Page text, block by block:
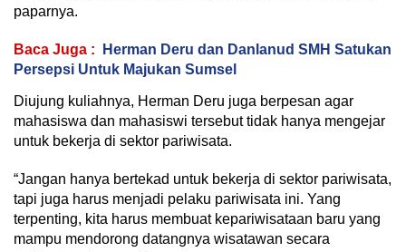
paparnya.
Baca Juga :
Herman Deru dan Danlanud SMH Satukan
Persepsi Untuk Majukan Sumsel
Diujung kuliahnya, Herman Deru juga berpesan agar
mahasiswa dan mahasiswi tersebut tidak hanya mengejar
untuk bekerja di sektor pariwisata.
“Jangan hanya bertekad untuk bekerja di sektor pariwisata,
tapi juga harus menjadi pelaku pariwisata ini. Yang
terpenting, kita harus membuat kepariwisataan baru yang
mampu mendorong datangnya wisatawan secara